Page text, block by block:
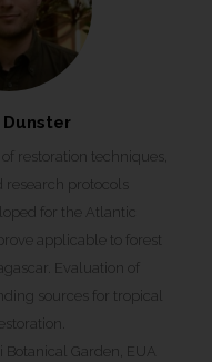
Dunster
restoration techniques,
protocols
for the Atlantic
applicable to forest
Evaluation of
sources for tropical
Botanical Garden, EUA